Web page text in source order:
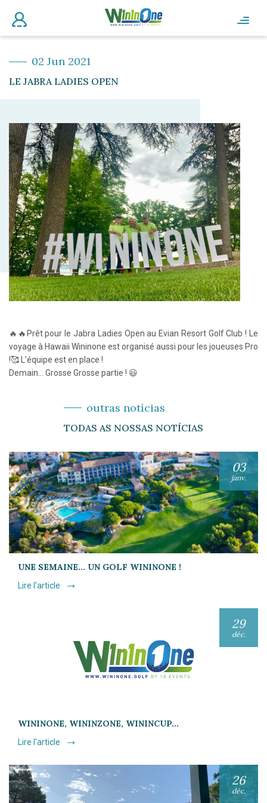
02 Jun 2021
LE JABRA LADIES OPEN
🔥🔥Prêt pour le Jabra Ladies Open au Evian Resort Golf Club ! Le
voyage à Hawaii Wininone est organisé aussi pour les joueuses Pro
!🥰 L’équipe est en place !
Demain… Grosse Grosse partie ! 😃
outras notícias
TODAS AS NOSSAS NOTÍCIAS
03
janv.
UNE SEMAINE… UN GOLF WININONE !
Lire l'article
29
déc.
WININONE, WININZONE, WININCUP…
Lire l'article
26
déc.